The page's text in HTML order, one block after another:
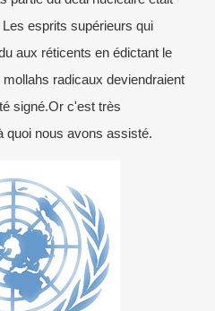
esprits supérieurs qui
aux réticents en édictant le
radicaux deviendraient
signé.Or c'est très
quoi nous avons assisté.